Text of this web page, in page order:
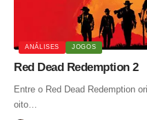
ANÁLISES JOGOS
Red Dead Redemption 2
Entre o Red Dead Redemption
oito…